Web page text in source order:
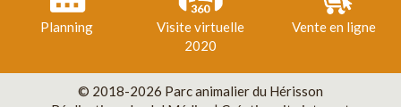
Planning
Visite virtuelle
2020
Vente en ligne
© 2018-2026 Parc animalier du Hérisson